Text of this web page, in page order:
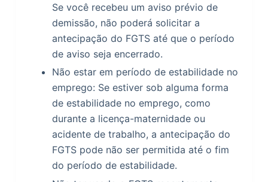
Se você recebeu um aviso prévio de
demissão, não poderá solicitar a
antecipação do FGTS até que o período
de aviso seja encerrado.
Não estar em período de estabilidade no
emprego: Se estiver sob alguma forma
de estabilidade no emprego, como
durante a licença-maternidade ou
acidente de trabalho, a antecipação do
FGTS pode não ser permitida até o fim
do período de estabilidade.